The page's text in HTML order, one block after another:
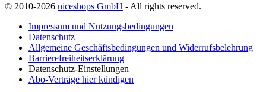
© 2010-2026 niceshops GmbH - All rights reserved.
Impressum und Nutzungsbedingungen
Datenschutz
Allgemeine Geschäftsbedingungen und Widerrufsbelehrung
Barrierefreiheitserklärung
Datenschutz-Einstellungen
Abo-Verträge hier kündigen